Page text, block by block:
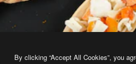
By clicking “Accept All Cookies”, you